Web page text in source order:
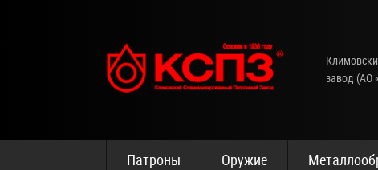
завод (АО
Патроны Оружие